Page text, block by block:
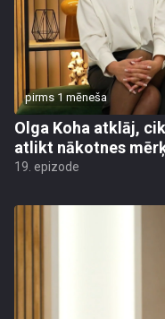
pirms 1 mēneša
Olga Koha atklāj,
atlikt nākotnes
19. epizode